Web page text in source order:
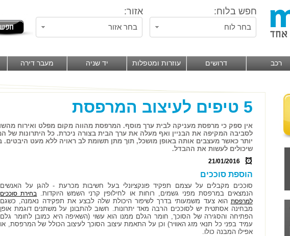
חפש בלוח: אזור:
בחר לוח בחר אזור
רכב דרושים עוזרות ומטפלות יד שניה מעבר דירה
5 טיפים לעיצוב המרפסת
אין ספק כי מרפסת מעניקה לבית ערך מוסף. המרפסת מהווה מקום מפלט ואירוח
לסביבה המקיפה את הבניין ואף מעלה את ערך הבית בצורה ניכרת. כל היתרונות של
יותר כאשר מעצבים אותה באופן מושכל, תוך מתן תשומת לב ראויה ללא מעט
שיכולים לעשות את ההבדל.
21/01/2016
הוספת סוככים
סוככים מקבלים על עצמם תפקיד פונקציונלי בעל חשיבות מכרעת - להגן על האנשים
הנמצאים במרפסת מפני גשמים, רוחות או לחילופין קרני השמש היוקדות. בחירת סוככים
למרפסת הוא צעד משמעותי בדרך לשיפור היכולת שלה לבצע את תפקידה נאמנה, כשגם
מבחינה אסתטית יש לסוככים הרבה מאד יתרונות. חשוב להתבונן על משתנים דוגמת אופן
הפתיחה והסגירה של הסוכך, חומר הגלם ממנו הוא עשוי (השאיפה היא כמובן לחומר גלם
עמיד בפני כל תנאי מזג האוויר) וכן על התאמת עיצוב הסוכך לעיצוב הכולל של המרפסת, או
אפילו המבנה כולו.